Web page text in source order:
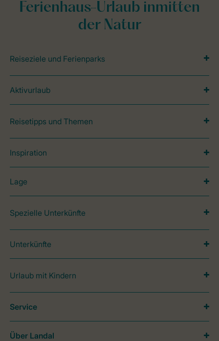
Ferienhaus-Urlaub inmitten
der Natur
Reiseziele und Ferienparks
Aktivurlaub
Reisetipps und Themen
Inspiration
Lage
Spezielle Unterkünfte
Unterkünfte
Urlaub mit Kindern
Service
Über Landal